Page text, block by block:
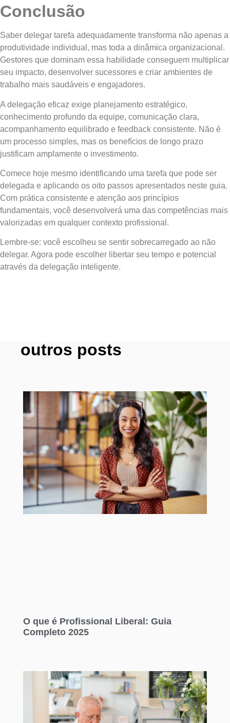
Conclusão
Saber delegar tarefa adequadamente transforma não apenas a
produtividade individual, mas toda a dinâmica organizacional.
Gestores que dominam essa habilidade conseguem multiplicar
seu impacto, desenvolver sucessores e criar ambientes de
trabalho mais saudáveis e engajadores.
A delegação eficaz exige planejamento estratégico,
conhecimento profundo da equipe, comunicação clara,
acompanhamento equilibrado e feedback consistente. Não é
um processo simples, mas os benefícios de longo prazo
justificam amplamente o investimento.
Comece hoje mesmo identificando uma tarefa que pode ser
delegada e aplicando os oito passos apresentados neste guia.
Com prática consistente e atenção aos princípios
fundamentais, você desenvolverá uma das competências mais
valorizadas em qualquer contexto profissional.
Lembre-se: você escolheu se sentir sobrecarregado ao não
delegar. Agora pode escolher libertar seu tempo e potencial
através da delegação inteligente.
outros posts
O que é Profissional Liberal: Guia
Completo 2025